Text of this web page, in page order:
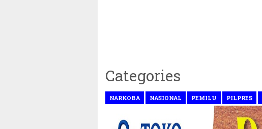
Categories
NARKOBA NASIONAL PEMILU PILPRES